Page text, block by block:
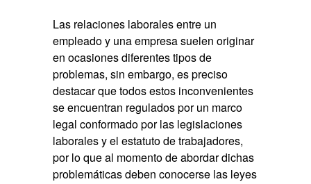
Las relaciones laborales entre un
empleado y una empresa suelen originar
en ocasiones diferentes tipos de
problemas, sin embargo, es preciso
destacar que todos estos inconvenientes
se encuentran regulados por un marco
legal conformado por las legislaciones
laborales y el estatuto de trabajadores,
por lo que al momento de abordar dichas
problemáticas deben conocerse las leyes